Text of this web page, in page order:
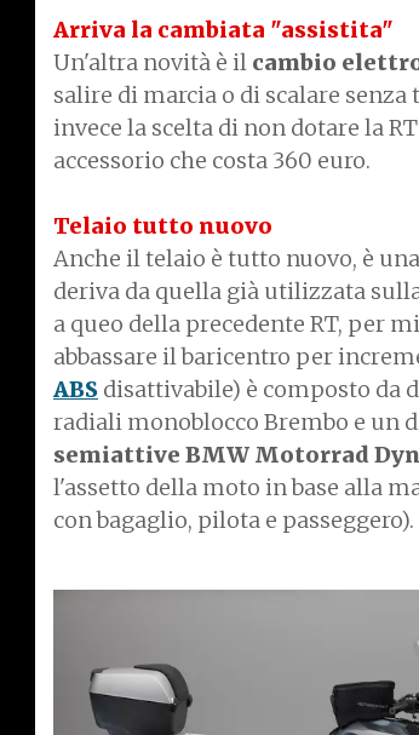
Arriva la cambiata "assistita"
Un'altra novità è il cambio
salire di marcia o di scalare
invece la scelta di non dotare la
accessorio che costa 360 euro.
Telaio tutto nuovo
Anche il telaio è tutto nuovo, è
deriva da quella già utilizzata
a queo della precedente RT, per
abbassare il baricentro per
ABS disattivabile) è composto da
radiali monoblocco Brembo e un
semiattive BMW Motorrad
l'assetto della moto in base alla
con bagaglio, pilota e passeggero).